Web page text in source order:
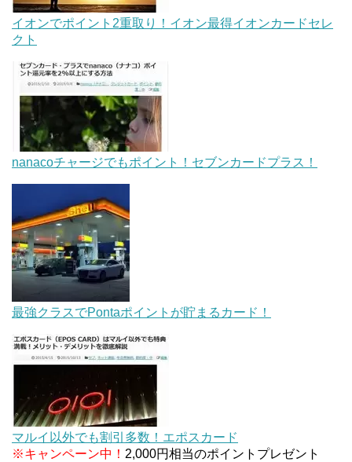
イオンでポイント2重取り！イオン最得イオンカードセレ
クト
nanacoチャージでもポイント！セブンカードプラス！
最強クラスでPontaポイントが貯まるカード！
マルイ以外でも割引多数！エポスカード
※キャンペーン中！ 2,000円相当のポイントプレゼント